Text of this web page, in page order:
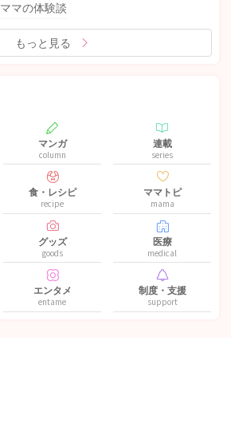
ママの体験談
もっと見る
マンガ
column
連載
series
食・レシピ
recipe
ママトピ
mama
グッズ
goods
医療
medical
エンタメ
entame
制度・支援
support